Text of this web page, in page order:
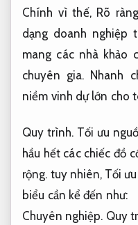
Chính vì thế, Rõ
dạng doanh nghiệp
mang các nhà khảo
chuyên gia. Nhanh
niềm vinh dự lớn cho
Quy trình. Tối ưu
hầu hết các chiếc đồ
rộng. tuy nhiên, Tối
biểu cần kể đến như:
Chuyên nghiệp. Quy